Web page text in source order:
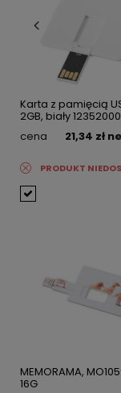
Karta z pamięcią
2GB, biały 12352000
cena
21,34 zł
PRODUKT
MEMORAMA,
16G